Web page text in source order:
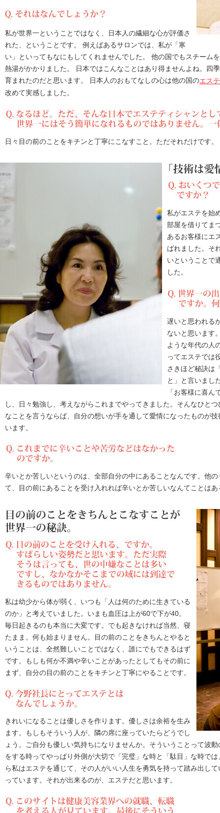
私が世界一ということではなく、日本人の繊細な心が評価さ
れた、ということです。 例えばあるサロンでは、私が「寒
い」といってもなにもしてくれませんでした。 他の国でもスチーム
熱湯がかかりました。 日本ではこんなことはあり得ませんよね。四
育まれたのだと思います。 日本人のおもてなしの心は他の国のエス
改めて実感しました。
日々目の前のことをキチンと丁寧にこなすこと。ただそれだけです。
私がエステを始
部屋を借りてま
あるお客様にエ
ばれました。そ
いということで
した。
遅いと思われる
ないと思います
ような年代の人
ってエステでは
さきほど秘訣は
と」と言いまし
「お客様に喜
し、日々勉強し、考えながらこれまでやってきました。そんなひと
なことを言うならば、自分の想いが手を通して愛情になったものが
います。
辛いとか苦しいというのは、全部自分の中にあることなんです。他
て、目の前にあることを受け入れれば辛いとか苦しいなんてことは
私は幼少から体が弱く、いつも「人は何のために生きている
のか」と考えていました。いまも血圧は上が60で下が40。
毎日起きるのも本当に大変です。でも起きなければ当然、寝
たまま。何も始まりません。目の前のことをきちんとやると
いうことは、全然難しいことではなく、誰にでもできるはず
です。もしも何か不満や辛いことがあったとしてもその前に
まず、自分の目の前のことをキチンと丁寧にやることです。
きれいになることは優しさを作ります。優しさは余裕を生み
ます。もしもそういう人が、隣の席に座っていたらどうでし
ょう。ご自分も優しい気持ちになりませんか。そういうことって波
をする時ってやっぱり外側が大切で「完璧」な時と「駄目」な時で
ら私はエステを通じて、その人がいい人生を勇気を持って踏み出し
っています。それが出来るのが、エステだと思います。